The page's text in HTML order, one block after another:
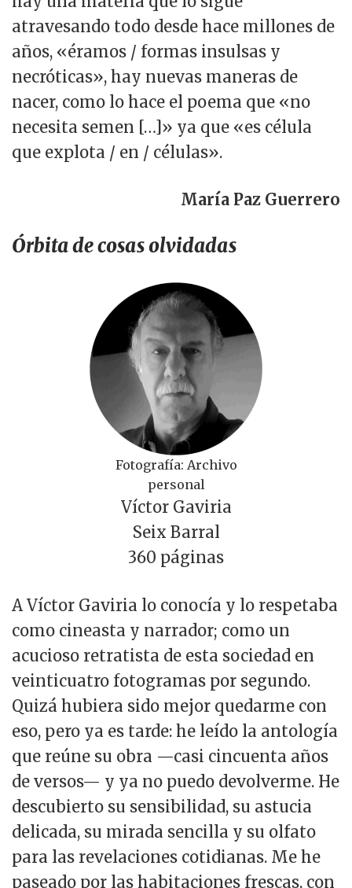
atravesando todo desde hace millones de
años, «éramos / formas insulsas y
necróticas», hay nuevas maneras de
nacer, como lo hace el poema que «no
necesita semen […]» ya que «es célula
que explota / en / células».
María Paz Guerrero
Órbita de cosas olvidadas
Fotografía: Archivo
personal
Víctor Gaviria
Seix Barral
360 páginas
A Víctor Gaviria lo conocía y lo respetaba
como cineasta y narrador; como un
acucioso retratista de esta sociedad en
veinticuatro fotogramas por segundo.
Quizá hubiera sido mejor quedarme con
eso, pero ya es tarde: he leído la antología
que reúne su obra —casi cincuenta años
de versos— y ya no puedo devolverme. He
descubierto su sensibilidad, su astucia
delicada, su mirada sencilla y su olfato
para las revelaciones cotidianas. Me he
paseado por las habitaciones frescas, con